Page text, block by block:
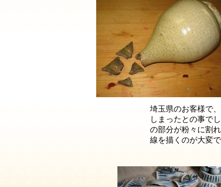
埼玉県のお客様で
しまったとの事で
の部分が粉々に割
線を描くのが大変